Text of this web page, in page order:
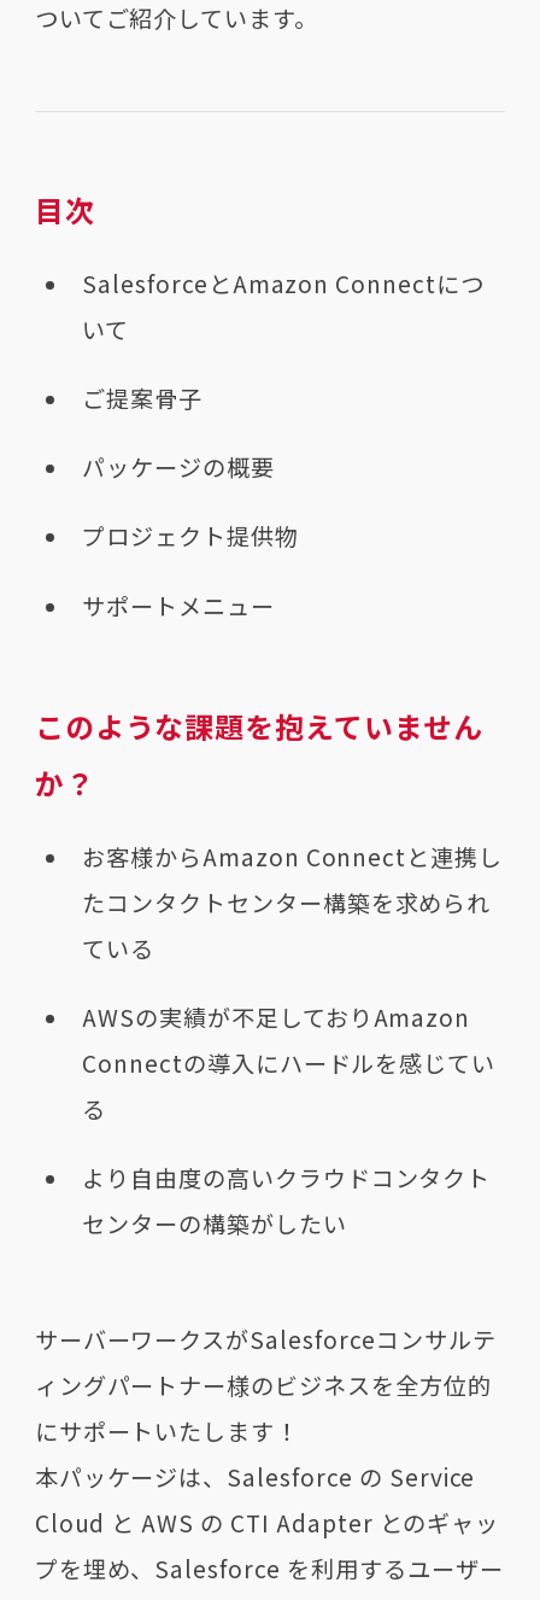
ついてご紹介しています。
目次
SalesforceとAmazon Connectにつ
いて
ご提案骨子
パッケージの概要
プロジェクト提供物
サポートメニュー
このような課題を抱えていません
か？
お客様からAmazon Connectと連携し
たコンタクトセンター構築を求められ
ている
AWSの実績が不足しておりAmazon
Connectの導入にハードルを感じてい
る
より自由度の高いクラウドコンタクト
センターの構築がしたい
サーバーワークスがSalesforceコンサルテ
ィングパートナー様のビジネスを全方位的
にサポートいたします！
本パッケージは、Salesforce の Service
Cloud と AWS の CTI Adapter とのギャッ
プを埋め、Salesforce を利用するユーザー